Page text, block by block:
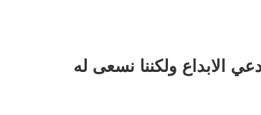
الابداع ولكننا نسعى له